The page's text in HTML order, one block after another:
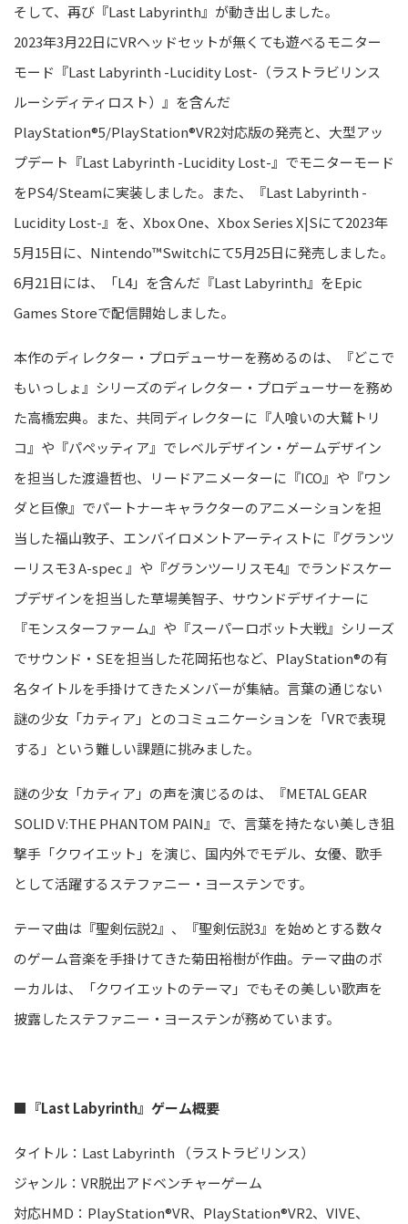
そして、再び『Last Labyrinth』が動き出しました。
2023年3月22日にVRヘッドセットが無くても遊べるモニター
モード『Last Labyrinth -Lucidity Lost-（ラストラビリンス
ルーシディティロスト）』を含んだ
PlayStation®5/PlayStation®VR2対応版の発売と、大型アッ
プデート『Last Labyrinth -Lucidity Lost-』でモニターモード
をPS4/Steamに実装しました。また、『Last Labyrinth -
Lucidity Lost-』を、Xbox One、Xbox Series X|Sにて2023年
5月15日に、Nintendo™Switchにて5月25日に発売しました。
6月21日には、「L4」を含んだ『Last Labyrinth』をEpic
Games Storeで配信開始しました。
本作のディレクター・プロデューサーを務めるのは、『どこで
もいっしょ』シリーズのディレクター・プロデューサーを務め
た高橋宏典。また、共同ディレクターに『人喰いの大鷲トリ
コ』や『パペッティア』でレベルデザイン・ゲームデザイン
を担当した渡邉哲也、リードアニメーターに『ICO』や『ワン
ダと巨像』でパートナーキャラクターのアニメーションを担
当した福山敦子、エンバイロメントアーティストに『グランツ
ーリスモ3 A-spec 』や『グランツーリスモ4』でランドスケー
プデザインを担当した草場美智子、サウンドデザイナーに
『モンスターファーム』や『スーパーロボット大戦』シリーズ
でサウンド・SEを担当した花岡拓也など、PlayStation®の有
名タイトルを手掛けてきたメンバーが集結。言葉の通じない
謎の少女「カティア」とのコミュニケーションを「VRで表現
する」という難しい課題に挑みました。
謎の少女「カティア」の声を演じるのは、『METAL GEAR
SOLID V:THE PHANTOM PAIN』で、言葉を持たない美しき狙
撃手「クワイエット」を演じ、国内外でモデル、女優、歌手
として活躍するステファニー・ヨーステンです。
テーマ曲は『聖剣伝説2』、『聖剣伝説3』を始めとする数々
のゲーム音楽を手掛けてきた菊田裕樹が作曲。テーマ曲のボ
ーカルは、「クワイエットのテーマ」でもその美しい歌声を
披露したステファニー・ヨーステンが務めています。
■ 『Last Labyrinth』ゲーム概要
タイトル：Last Labyrinth （ラストラビリンス）
ジャンル：VR脱出アドベンチャーゲーム
対応HMD：PlayStation®VR、PlayStation®VR2、VIVE、